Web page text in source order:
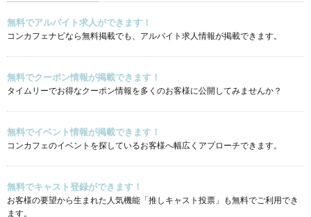
無料でアルバイト求人ができます！
コンカフェナビなら無料掲載でも、アルバイト求人情報が掲載できます。
無料でクーポン情報が掲載できます！
タイムリーでお得なクーポン情報を多くのお客様に公開してみませんか？
無料でイベント情報が掲載できます！
コンカフェのイベントを探しているお客様へ幅広くアプローチできます。
無料でキャスト登録ができます！
お客様の要望から生まれた人気機能「推しキャスト投票」も無料でご利用でき
ます。